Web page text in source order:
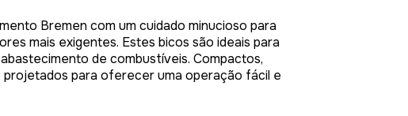
Bremen com um cuidado minucioso para
mais exigentes. Estes bicos são ideais para
de combustíveis. Compactos,
para oferecer uma operação fácil e